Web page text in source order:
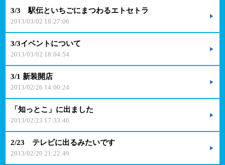
3/3 駅伝といちごにまつわるエトセトラ
2013/03/02 18:27:06
3/3イベントについて
2013/03/02 18:04:54
3/1 新装開店
2013/02/26 14:00:24
「知っとこ」に出ました
2013/02/23 17:33:46
2/23 テレビに出るみたいです
2013/02/20 21:22:49